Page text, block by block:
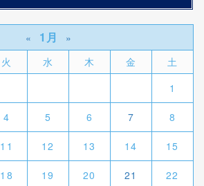
« 1月
»
火 水 木 金
土
1
4 5 6 7 8
11 12 13 14 15
18 19 20 21 22